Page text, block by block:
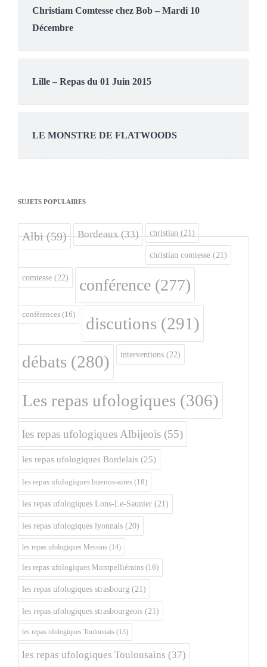
Christiam Comtesse chez Bob – Mardi 10
Décembre
Lille – Repas du 01 Juin 2015
LE MONSTRE DE FLATWOODS
SUJETS POPULAIRES
Albi(59) Bordeaux(33) christian (21)
christian comtesse (21)
comtesse (22) conférence (277)
conférences (16) discutions (291)
débats (280) interventions (22)
Les repas ufologiques (306)
les repas ufologiques Albijeois (55)
les repas ufologiques Bordelais (25)
les repas ufologiques buenos-aires (18)
les repas ufologiques Lons-Le-Saunier (21)
les repas ufologiques lyonnais (20)
les repas ufologiques Messins (14)
les repas ufologiques Montpelliérains (16)
les repas ufologiques strasbourg (21)
les repas ufologiques strasbourgeois (21)
les repas ufologiques Toulonnais (13)
les repas ufologiques Toulousains (37)